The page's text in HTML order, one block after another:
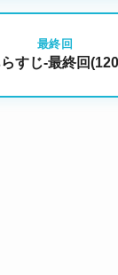
最終回
すじ-最終回